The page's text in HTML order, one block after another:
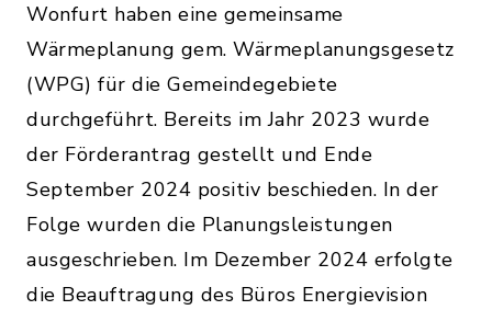
Wonfurt haben eine gemeinsame
Wärmeplanung gem. Wärmeplanungsgesetz
(WPG) für die Gemeindegebiete
durchgeführt. Bereits im Jahr 2023 wurde
der Förderantrag gestellt und Ende
September 2024 positiv beschieden. In der
Folge wurden die Planungsleistungen
ausgeschrieben. Im Dezember 2024 erfolgte
die Beauftragung des Büros Energievision